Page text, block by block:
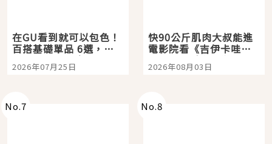
在GU看到就可以包色！
百搭基礎單品 6選，閉
眼全收也不心疼
2026年07月25日
快90公斤肌肉大叔能進
電影院看《吉伊卡哇》
嗎？日本重金屬樂團
「打首」會長與nagano
2026年08月03日
No.7 No.8